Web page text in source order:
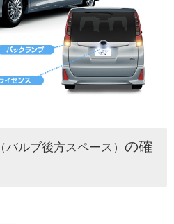
（バルブ後方スペース） の確